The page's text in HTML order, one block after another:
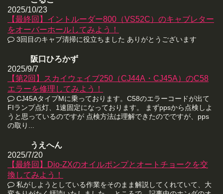
2025/10/23
【最終回】イントルーダー800（VS52C）のキャブレター
をオーバーホールしてみよう！
3回目のキャブ清掃に役立ちました ありがとうございます
阪口ひろかず
2025/9/7
【第2回】スカイウェイブ250（CJ44A・CJ45A）のC58
エラーを修理してみよう！
CJ45AタイプMに乗っております。C58のエラーコードが出て
FIランプ点灯、1速固定になっております。 まずppsから点検しよ
うと思っているのですが 点検方法は理解できたのでですが、pps
の取り...
うえへん
2025/7/20
【最終回】Dio-ZXのオイルポンプとオートチョークを交
換してみよう！
私がしようとしている作業をそのまま解説してくれていて、大